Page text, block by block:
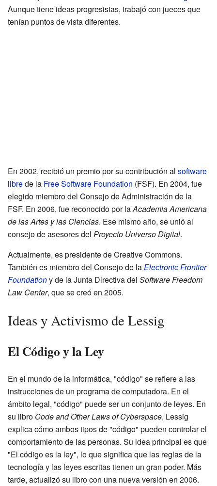
Aunque tiene ideas progresistas, trabajó con jueces que
tenían puntos de vista diferentes.
En 2002, recibió un premio por su contribución al software
librede la Free Software Foundation (FSF). En 2004, fue
elegido miembro del Consejo de Administración de la
FSF. En 2006, fue reconocido por laAcademia Americana
de las Artes y las Ciencias. Ese mismo año, se unió al
consejo de asesores del Proyecto Universo Digital.
Actualmente, es presidente de Creative Commons.
También es miembro del Consejo de laElectronic Frontier
Foundationy de la Junta Directiva del Software Freedom
Law Center, que se creó en 2005.
Ideas y Activismo de Lessig
El Código y la Ley
En el mundo de la informática, "código" se refiere a las
instrucciones de un programa de computadora. En el
ámbito legal, "código" puede ser un conjunto de leyes. En
su libro Code and Other Laws of Cyberspace, Lessig
explica cómo ambos tipos de "código" pueden controlar el
comportamiento de las personas. Su idea principal es que
"El código es la ley", lo que significa que las reglas de la
tecnología y las leyes escritas tienen un gran poder. Más
tarde, actualizó su libro con una nueva versión en 2006.